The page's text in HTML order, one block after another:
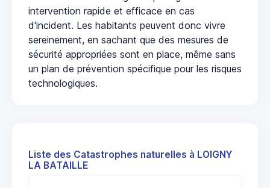
intervention rapide et efficace en cas
d'incident. Les habitants peuvent donc vivre
sereinement, en sachant que des mesures de
sécurité appropriées sont en place, même sans
un plan de prévention spécifique pour les risques
technologiques.
Liste des Catastrophes naturelles à LOIGNY
LA BATAILLE